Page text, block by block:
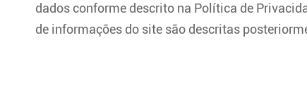
dados conforme descrito na Política de
de informações do site são descritas